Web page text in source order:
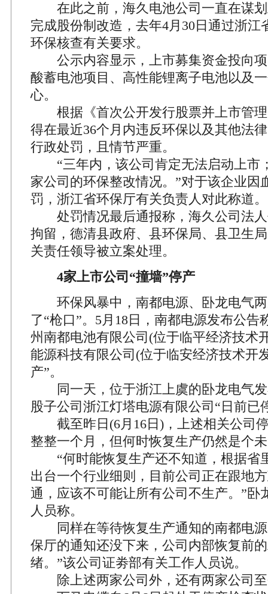
在此之前，海久电池公司一直在谋划
完成股份制改造，去年4月30日通过浙江
环保核查有关要求。
公示内容显示，上市募集资金投向项
酸蓄电池项目、高性能锂离子电池以及
心。
根据《首次公开发行股票并上市管理
得在最近36个月内违反环保以及其他法
行政处罚，且情节严重。
“三年内，该公司肯定无法启动上市
家公司的环保整改情况。”对于该企业因
罚，浙江省环保厅有关负责人对此称道。
处罚情况最后通报称，海久公司法人
拘留，德清县政府、县环保局、县卫生
关责任领导被立案处理。
4家上市公司“撞墙”停产
环保风暴中，南都电源、卧龙电气两
了“枪口”。5月18日，南都电源发布公告
州南都电池有限公司(位于临平经济技术
能源科技有限公司(位于临安经济技术开
产”。
同一天，位于浙江上虞的卧龙电气发
股子公司浙江灯塔电源有限公司“日前已
截至昨日(6月16日)，上述相关公司
整整一个月，但何时恢复生产仍然是个
“何时能恢复生产还不知道，根据省
出台一个行业细则，目前公司正在跟地
通，应该不可能让所有公司不生产。”卧
人员称。
同样在等待恢复生产通知的南都电源
保厅的通知还没下来，公司内部恢复前
绪。”该公司证劵部有关工作人员说。
除上述两家公司外，还有两家公司至